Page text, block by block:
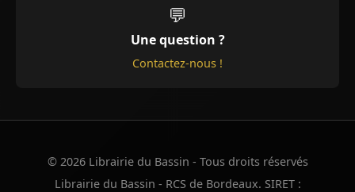
💬
Une question ?
Contactez-nous !
© 2026 Librairie du Bassin - Tous droits réservés
Librairie du Bassin - RCS de Bordeaux. SIRET :